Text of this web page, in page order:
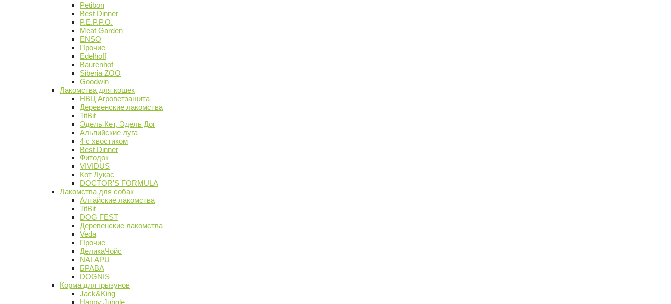
Petibon
Best Dinner
P.E.P.P.O.
Meat Garden
ENSO
Прочие
Edelhoff
Baurenhof
Siberia ZOO
Goodwin
Лакомства для кошек
НВЦ Агроветзащита
Деревенские лакомства
TitBit
Эдель Кет, Эдель Дог
Альпийские луга
4 с хвостиком
Best Dinner
Фитодок
VIVIDUS
Кот Лукас
DOCTOR'S FORMULA
Лакомства для собак
Алтайские лакомства
TitBit
DOG FEST
Деревенские лакомства
Veda
Прочие
ДеликаЧойс
NALAPU
БРАВА
DOGNIS
Корма для грызунов
Jack&King
Happy Jungle